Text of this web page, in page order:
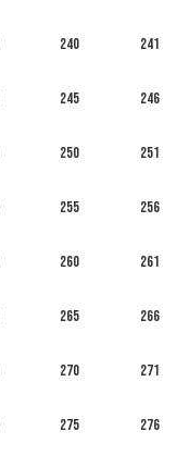
240 241
245 246
250 251
255 256
260 261
265 266
270 271
275 276